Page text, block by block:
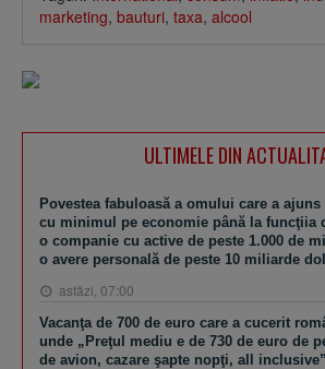
marketing, bauturi, taxa, alcool
ULTIMELE DIN
Povestea fabuloasă a omului care a
cu minimul pe economie până la funcţiia
o companie cu active de peste 1.000 de
o avere personală de peste 10 miliarde
astăzi, 07:00
Vacanţa de 700 de euro care a cucerit
unde „Preţul mediu e de 730 de euro de
de avion, cazare şapte nopţi, all